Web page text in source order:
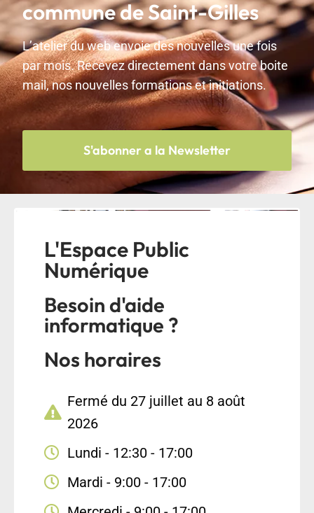
commune de Saint-Gilles
L’atelier du web envoie des nouvelles une fois
par mois. Recevez directement dans votre boite
mail, nos nouvelles formations et initiations.
S'abonner a la Newsletter
L'Espace Public
Numérique
Besoin d'aide
informatique ?
Nos horaires
Fermé du 27 juillet au 8 août
2026
Lundi - 12:30 - 17:00
Mardi - 9:00 - 17:00